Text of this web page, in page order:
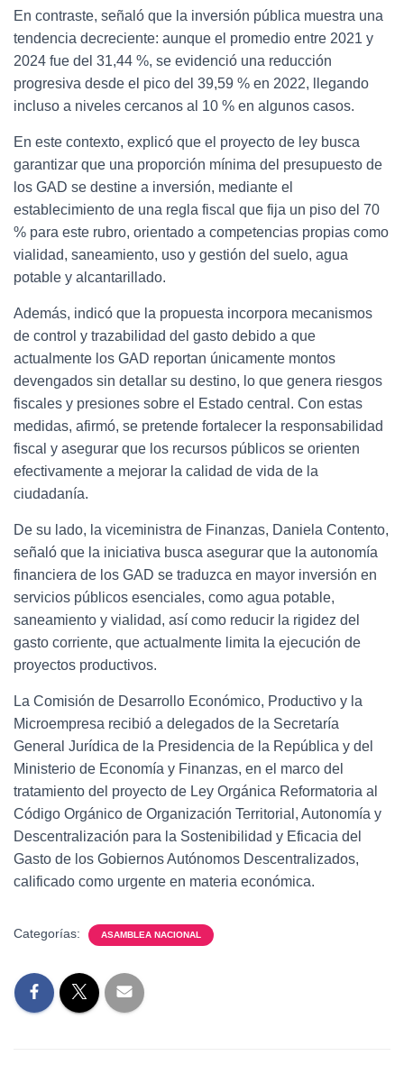
En contraste, señaló que la inversión pública muestra una
tendencia decreciente: aunque el promedio entre 2021 y
2024 fue del 31,44 %, se evidenció una reducción
progresiva desde el pico del 39,59 % en 2022, llegando
incluso a niveles cercanos al 10 % en algunos casos.
En este contexto, explicó que el proyecto de ley busca
garantizar que una proporción mínima del presupuesto de
los GAD se destine a inversión, mediante el
establecimiento de una regla fiscal que fija un piso del 70
% para este rubro, orientado a competencias propias como
vialidad, saneamiento, uso y gestión del suelo, agua
potable y alcantarillado.
Además, indicó que la propuesta incorpora mecanismos
de control y trazabilidad del gasto debido a que
actualmente los GAD reportan únicamente montos
devengados sin detallar su destino, lo que genera riesgos
fiscales y presiones sobre el Estado central. Con estas
medidas, afirmó, se pretende fortalecer la responsabilidad
fiscal y asegurar que los recursos públicos se orienten
efectivamente a mejorar la calidad de vida de la
ciudadanía.
De su lado, la viceministra de Finanzas, Daniela Contento,
señaló que la iniciativa busca asegurar que la autonomía
financiera de los GAD se traduzca en mayor inversión en
servicios públicos esenciales, como agua potable,
saneamiento y vialidad, así como reducir la rigidez del
gasto corriente, que actualmente limita la ejecución de
proyectos productivos.
La Comisión de Desarrollo Económico, Productivo y la
Microempresa recibió a delegados de la Secretaría
General Jurídica de la Presidencia de la República y del
Ministerio de Economía y Finanzas, en el marco del
tratamiento del proyecto de Ley Orgánica Reformatoria al
Código Orgánico de Organización Territorial, Autonomía y
Descentralización para la Sostenibilidad y Eficacia del
Gasto de los Gobiernos Autónomos Descentralizados,
calificado como urgente en materia económica.
Categorías: ASAMBLEA NACIONAL